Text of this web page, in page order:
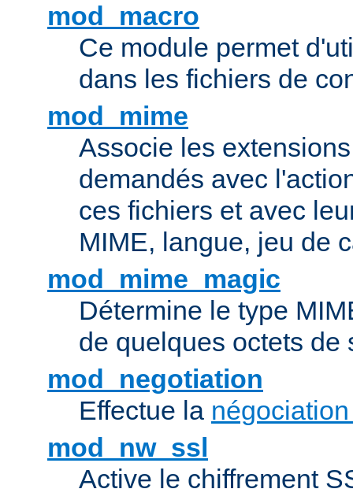
mod_macro
Ce module permet
dans les fichiers de
mod_mime
Associe les
demandés avec
ces fichiers et avec
MIME, langue, jeu de
mod_mime_magic
Détermine le type
de quelques octets de
mod_negotiation
Effectue la
mod_nw_ssl
Active le chiffrement